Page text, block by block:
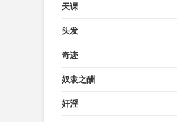
天课
头发
奇迹
奴隶之酬
奸淫